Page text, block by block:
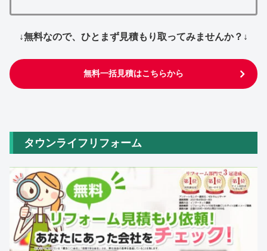
↓無料なので、ひとまず見積もり取ってみませんか？↓
無料一括見積はこちらから
タウンライフリフォーム